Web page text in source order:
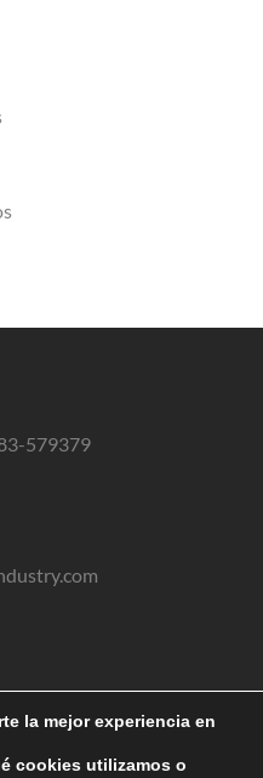
579379
la mejor experiencia en
cookies utilizamos o